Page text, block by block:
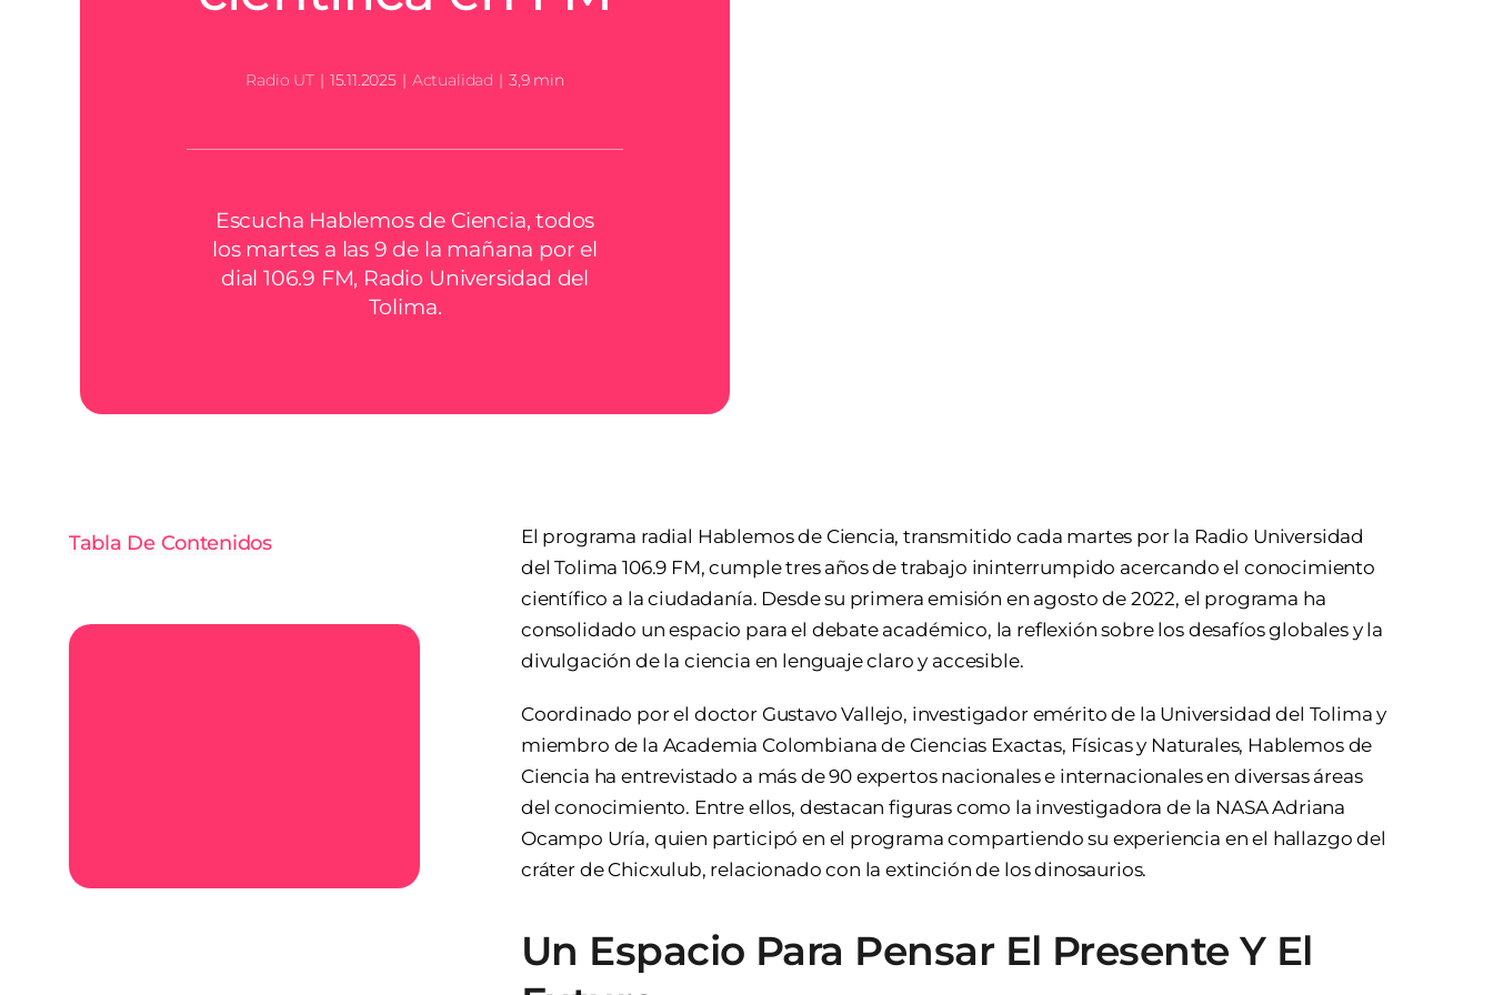
Radio UT | 15.11.2025 | Actualidad | 3,9 min
Escucha Hablemos de Ciencia, todos
los martes a las 9 de la mañana por el
dial 106.9 FM, Radio Universidad del
Tolima.
Tabla De Contenidos
El programa radial Hablemos de Ciencia, transmitido cada martes por la Radio Universidad
del Tolima 106.9 FM, cumple tres años de trabajo ininterrumpido acercando el conocimiento
científico a la ciudadanía. Desde su primera emisión en agosto de 2022, el programa ha
consolidado un espacio para el debate académico, la reflexión sobre los desafíos globales y la
divulgación de la ciencia en lenguaje claro y accesible.
Coordinado por el doctor Gustavo Vallejo, investigador emérito de la Universidad del Tolima y
miembro de la Academia Colombiana de Ciencias Exactas, Físicas y Naturales, Hablemos de
Ciencia ha entrevistado a más de 90 expertos nacionales e internacionales en diversas áreas
del conocimiento. Entre ellos, destacan figuras como la investigadora de la NASA Adriana
Ocampo Uría, quien participó en el programa compartiendo su experiencia en el hallazgo del
cráter de Chicxulub, relacionado con la extinción de los dinosaurios.
Un Espacio Para Pensar El Presente Y El